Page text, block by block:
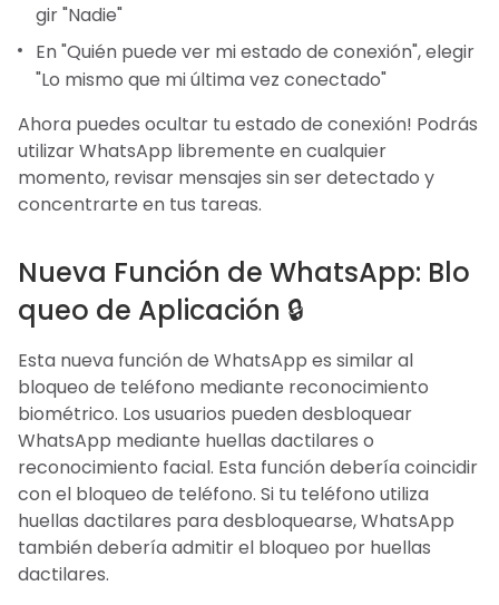
gir "Nadie"
En "Quién puede ver mi estado de conexión", elegir
"Lo mismo que mi última vez conectado"
Ahora puedes ocultar tu estado de conexión! Podrás
utilizar WhatsApp libremente en cualquier
momento, revisar mensajes sin ser detectado y
concentrarte en tus tareas.
Nueva Función de WhatsApp: Blo
queo de Aplicación 🔒
Esta nueva función de WhatsApp es similar al
bloqueo de teléfono mediante reconocimiento
biométrico. Los usuarios pueden desbloquear
WhatsApp mediante huellas dactilares o
reconocimiento facial. Esta función debería coincidir
con el bloqueo de teléfono. Si tu teléfono utiliza
huellas dactilares para desbloquearse, WhatsApp
también debería admitir el bloqueo por huellas
dactilares.